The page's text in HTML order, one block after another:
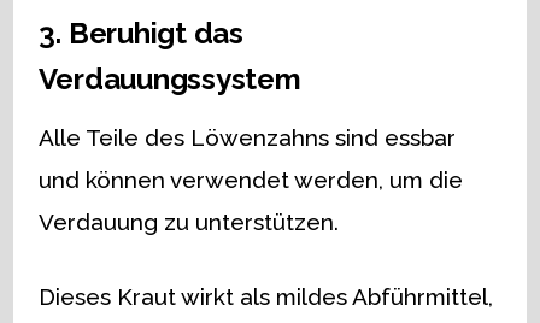
3. Beruhigt das
Verdauungssystem
Alle Teile des Löwenzahns sind essbar
und können verwendet werden, um die
Verdauung zu unterstützen.
Dieses Kraut wirkt als mildes Abführmittel,